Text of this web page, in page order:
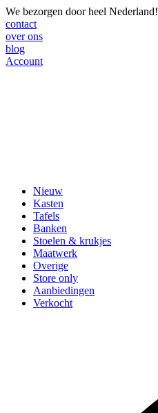
We bezorgen door heel Nederland!
contact
over ons
blog
Account
Nieuw
Kasten
Tafels
Banken
Stoelen & krukjes
Maatwerk
Overige
Store only
Aanbiedingen
Verkocht